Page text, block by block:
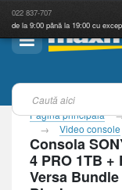
022 837-707
de la 9:00 până la 19:00 cu
Pagina principală
Video console
Consola
4 PRO 1TB
Versa